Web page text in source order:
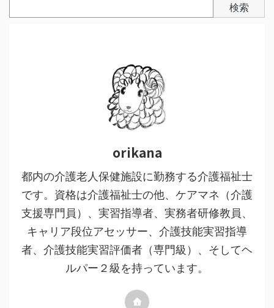
検索
orikana
都内の介護老人保健施設に勤務する介護福祉士
です。資格は介護福祉士の他、ケアマネ（介護
支援専門員）、実習指導者、実務者研修教員、
キャリア段位アセッサー、介護技能実習指導
者、介護技能実習評価者（専門級）、そしてヘ
ルパー２級を持っています。